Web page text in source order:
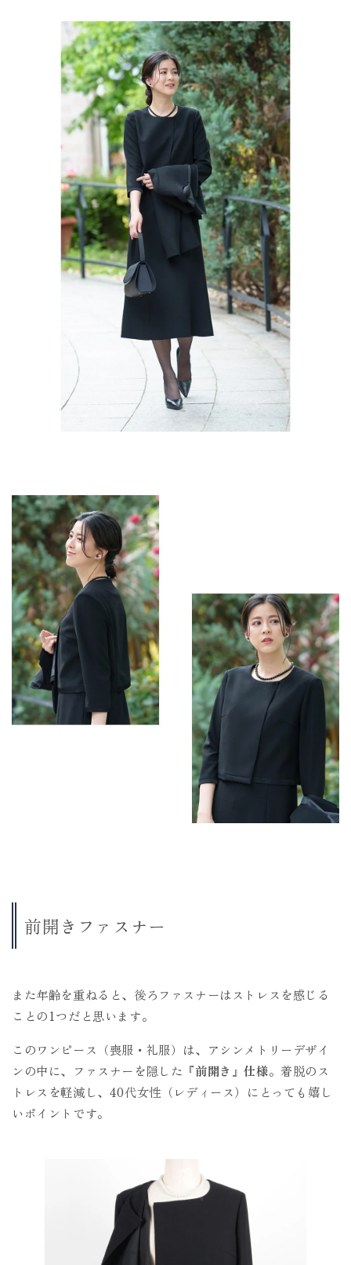
前開きファスナー
また年齢を重ねると、後ろファスナーはストレスを感じる
ことの1つだと思います。
このワンピース（喪服・礼服）は、アシンメトリーデザイ
ンの中に、ファスナーを隠した 『前開き』仕様。着脱のス
トレスを軽減し、40代女性（レディース）にとっても嬉し
いポイントです。